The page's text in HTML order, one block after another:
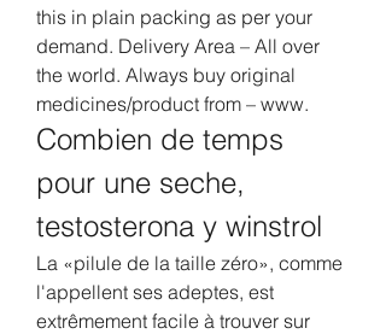
this in plain packing as per your
demand. Delivery Area – All over
the world. Always buy original
medicines/product from – www.
Combien de temps
pour une seche,
testosterona y winstrol
La «pilule de la taille zéro», comme
l'appellent ses adeptes, est
extrêmement facile à trouver sur